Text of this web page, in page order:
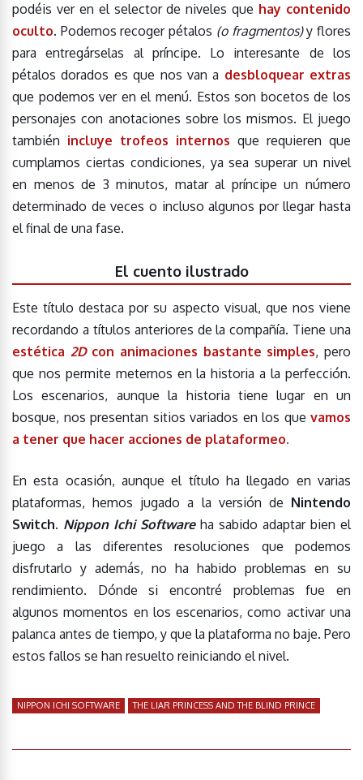
podéis ver en el selector de niveles que hay contenido
oculto. Podemos recoger pétalos (o fragmentos)y flores
para entregárselas al príncipe. Lo interesante de los
pétalos dorados es que nos van a desbloquear extras
que podemos ver en el menú. Estos son bocetos de los
personajes con anotaciones sobre los mismos. El juego
también incluye trofeos internos que requieren que
cumplamos ciertas condiciones, ya sea superar un nivel
en menos de 3 minutos, matar al príncipe un número
determinado de veces o incluso algunos por llegar hasta
el final de una fase.
El cuento ilustrado
Este título destaca por su aspecto visual, que nos viene
recordando a títulos anteriores de la compañía. Tiene una
estética 2Dcon animaciones bastante simples, pero
que nos permite meternos en la historia a la perfección.
Los escenarios, aunque la historia tiene lugar en un
bosque, nos presentan sitios variados en los que vamos
a tener que hacer acciones de plataformeo.
En esta ocasión, aunque el título ha llegado en varias
plataformas, hemos jugado a la versión de Nintendo
Switch. Nippon Ichi Softwareha sabido adaptar bien el
juego a las diferentes resoluciones que podemos
disfrutarlo y además, no ha habido problemas en su
rendimiento. Dónde si encontré problemas fue en
algunos momentos en los escenarios, como activar una
palanca antes de tiempo, y que la plataforma no baje. Pero
estos fallos se han resuelto reiniciando el nivel.
NIPPON ICHI SOFTWARE THE LIAR PRINCESS AND THE BLIND PRINCE